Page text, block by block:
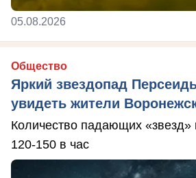
05.08.2026
Общество
Яркий звездопад
увидеть жители
Количество падающих «звезд»
120-150 в час